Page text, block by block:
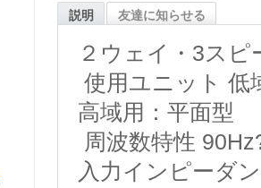
説明 友達に知らせる
２ウェイ・3ス
使用ユニット 低
高域用：平面型
周波数特性
入力インピーダ